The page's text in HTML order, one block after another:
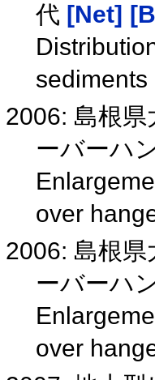
代 [Net]
2006: 島根
ーバーハ
over
2006: 島根
ーバーハ
over